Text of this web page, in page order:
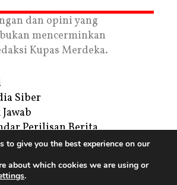
dan opini yang
mencerminkan
Kupas Merdeka.
Siber
Perilisan Berita
to give you the best experience on our
about which cookies we are using or
.